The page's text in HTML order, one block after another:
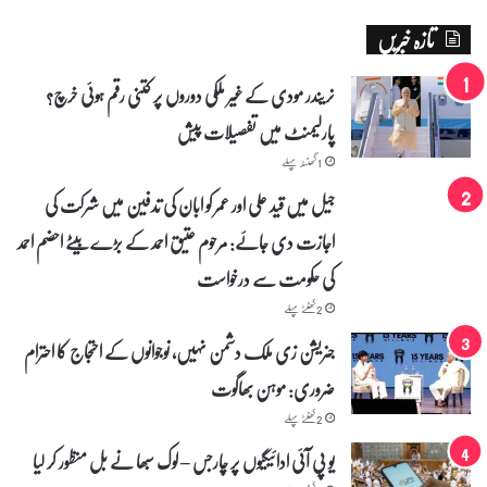
ر
و
ل
ت
و
ب
ر
ہ
م
ا
ر
ہ
ن
ے
س
و
ش
تازہ خبریں
نریندر مودی کے غیر ملکی دوروں پر کتنی رقم ہوئی خرچ؟
پارلیمنٹ میں تفصیلات پیش
1 گھنٹہ پہلے
جیل میں قید علی اور عمر کو ابان کی تدفین میں شرکت کی
اجازت دی جائے: مرحوم عتیق احمد کے بڑے بیٹے احضم احمد
کی حکومت سے درخواست
2 گھنٹے پہلے
جنریشن زی ملک دشمن نہیں، نوجوانوں کے احتجاج کا احترام
ضروری: موہن بھاگوت
2 گھنٹے پہلے
یو پی آئی ادائیگیوں پر چارجس – لوک سبھا نے بل منظور کر لیا